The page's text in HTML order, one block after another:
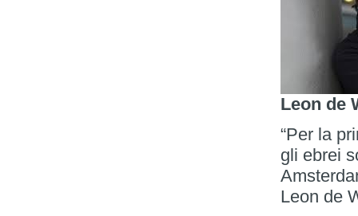
Leon de
“Per la
gli ebrei
Leon de